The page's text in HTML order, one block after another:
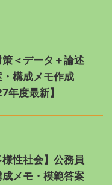
＜データ＋論述
構成メモ作成
年度最新】
様性社会】公務員
メモ・模範答案